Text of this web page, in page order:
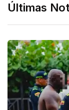
Últimas